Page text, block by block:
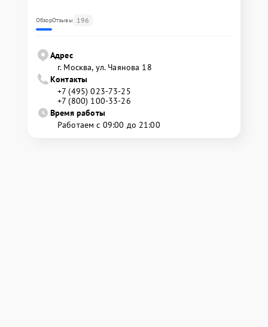
ОбзорОтзывы 196
Адрес
г. Москва, ул. Чаянова 18
Контакты
+7 (495) 023-73-25
+7 (800) 100-33-26
Время работы
Работаем с 09:00 до 21:00